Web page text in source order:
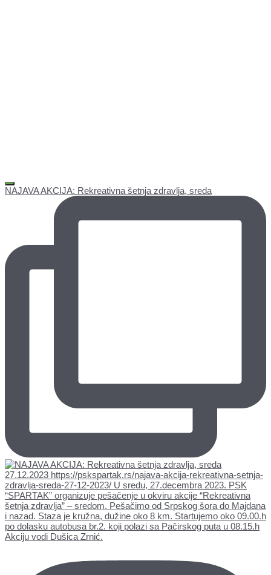
NAJAVA AKCIJA: Rekreativna šetnja zdravlja, sreda